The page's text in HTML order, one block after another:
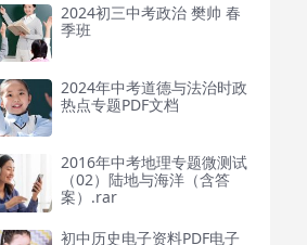
2024初三中考政治 樊帅 春
季班
2024年中考道德与法治时政
热点专题PDF文档
2016年中考地理专题微测试
（02）陆地与海洋（含答
案）.rar
初中历史电子资料PDF电子